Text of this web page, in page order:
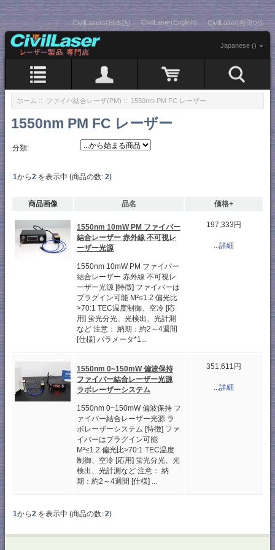
CivilLasers(日本語) CivilLaser(English) CivilLaser(한국어)
Japanese ()
ホーム :: ファイバ結合レーザ(PM) :: 1550nm PM FC レーザー
1550nm PM FC レーザー
分類:
1から2 を表示中 (商品の数: 2)
商品画像 品名 価格+
1550nm 10mW PM ファイバー
結合レーザー 赤外線 不可視レ
ーザー光源
1550nm 10mW PM ファイバー
結合レーザー 赤外線 不可視レ
ーザー光源 [特徴] ファイバーは
プラグイン可能 M²≤1.2 偏光比
>70:1 TEC温度制御、空冷 [応
用] 蛍光分光、光検出、光計測
など 注意： 納期：約2～4週間
[仕様] パラメータ*1...
197,333円
...詳細
1550nm 0~150mW 偏波保持
ファイバー結合レーザー光源
ラボレーザーシステム
1550nm 0~150mW 偏波保持 フ
ァイバー結合レーザー光源 ラ
ボレーザーシステム [特徴] ファ
イバーはプラグイン可能
M²≤1.2 偏光比>70:1 TEC温度
制御、空冷 [応用] 蛍光分光、光
検出、光計測など 注意： 納
期：約2～4週間 [仕様] ...
351,611円
...詳細
1から2 を表示中 (商品の数: 2)